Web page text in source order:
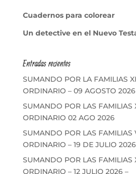
Cuadernos para colorear
Un detective en el Nuevo
Entradas recientes
SUMANDO POR LA FAMILIAS
ORDINARIO – 09 AGOSTO
SUMANDO POR LAS FAMILIAS
ORDINARIO 02 AGO 2026
SUMANDO POR LAS FAMILIAS
ORDINARIO – 19 DE JULIO
SUMANDO POR LAS FAMILIAS
ORDINARIO – 12 JULIO 2026 –